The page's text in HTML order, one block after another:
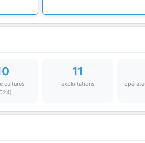
cultures
11
exploitations